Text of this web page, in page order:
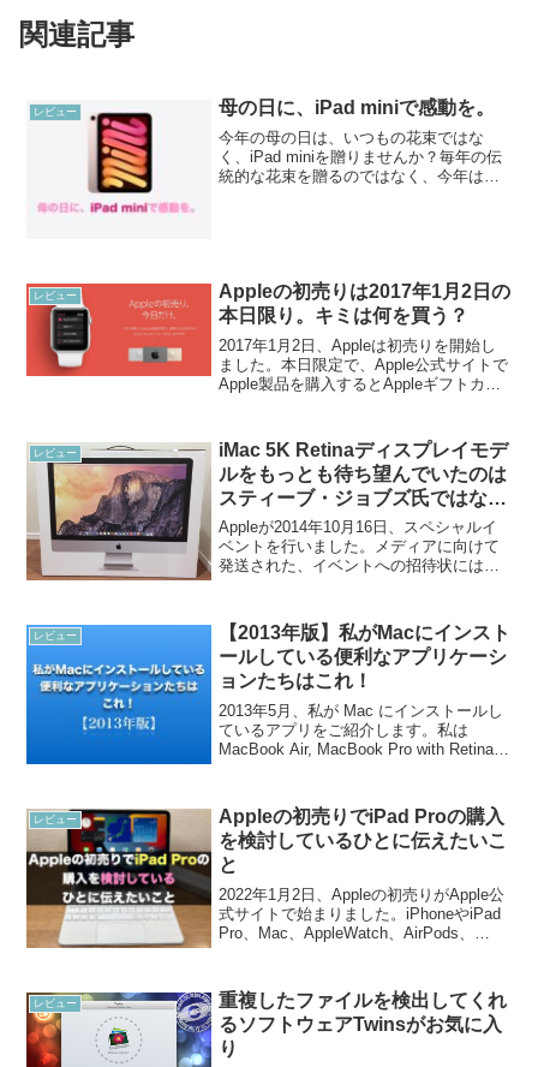
関連記事
レビュー 母の日に、iPad miniで感動を。
今年の母の日は、いつもの花束ではな
く、iPad miniを贈りませんか？毎年の伝
統的な花束を贈るのではなく、今年は新
レビュー
Appleの初売りは2017年1月2日の
本日限り。キミは何を買う？
2017年1月2日、Appleは初売りを開始し
ました。本日限定で、Apple公式サイトで
Apple製品を購入するとAppleギフトカー
の日は1月2日だけです。この日、...
レビュー
iMac 5K Retinaディスプレイモデ
ルをもっとも待ち望んでいたのは
スティーブ・ジョブズ氏ではなか
ったのか
Appleが2014年10月16日、スペシャルイ
ベントを行いました。メディアに向けて
発送された、イベントへの招待状にはこ
た）思わせぶりなこの文...
レビュー
【2013年版】私がMacにインスト
ールしている便利なアプリケーシ
ョンたちはこれ！
2013年5月、私が Mac にインストールし
ているアプリをご紹介します。私は
MacBook Air, MacBook Pro with Retina
しております。そ...
レビュー
Appleの初売りでiPad Proの購入
を検討しているひとに伝えたいこ
と
2022年1月2日、Appleの初売りがApple公
式サイトで始まりました。iPhoneやiPad
Pro、Mac、AppleWatch、AirPods、
レビュー
重複したファイルを検出してくれ
るソフトウェアTwinsがお気に入
り